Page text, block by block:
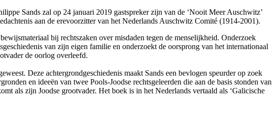
Sands zal op 24 januari 2019 gastspreker zijn van de ‘Nooit Meer Auschwitz’
aan de erevoorzitter van het Nederlands Auschwitz Comité (1914-2001).
bij rechtszaken over misdaden tegen de menselijkheid. Onderzoek
van zijn eigen familie en onderzoekt de oorsprong van het internationaal
de oorlog overleefd.
Deze achtergrondgeschiedenis maakt Sands een bevlogen speurder op zoek
en ideeën van twee Pools-Joodse rechtsgeleerden die aan de basis stonden van
als zijn Joodse grootvader. Het boek is in het Nederlands vertaald als ‘Galicische